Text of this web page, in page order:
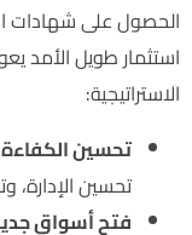
الحصول على شهادات
استثمار طويل الأمد
الاستراتيجية:
تحسين
تحسين الإدارة،
فتح أسواق